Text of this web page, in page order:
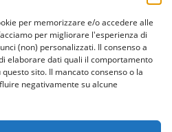
per memorizzare e/o accedere alle
per migliorare l'esperienza di
(non) personalizzati. Il consenso a
elaborare dati quali il comportamento
sito. Il mancato consenso o la
negativamente su alcune
2023
arrestano due giovani per
ai fini di spaccio di sostanze
2023
Cookie Policy Contatti